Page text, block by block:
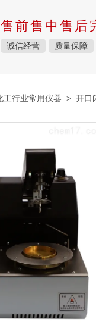
售前售中售后
诚信经营 质量保障
工行业常用仪器 > 开口